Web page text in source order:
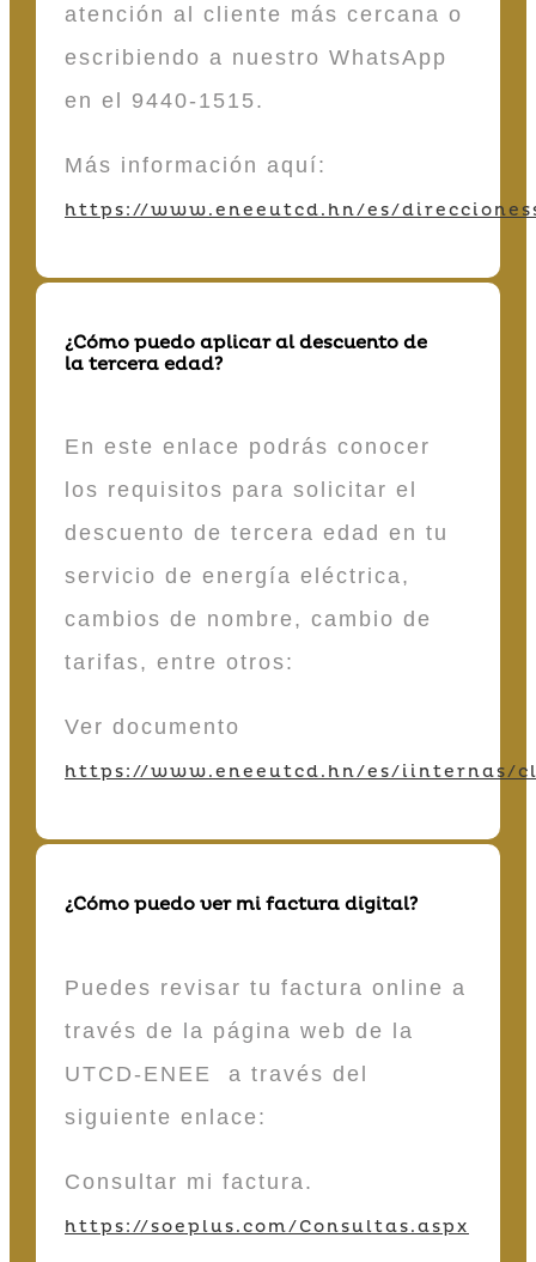
atención al cliente más cercana o
escribiendo a nuestro WhatsApp
en el 9440-1515.
Más información aquí:
https://www.eneeutcd.hn/es/
¿Cómo puedo aplicar al descuento de
la tercera edad?
En este enlace podrás conocer
los requisitos para solicitar el
descuento de tercera edad en tu
servicio de energía eléctrica,
cambios de nombre, cambio de
tarifas, entre otros:
Ver documento
https://www.eneeutcd.hn/es/iinternas/
¿Cómo puedo ver mi factura digital?
Puedes revisar tu factura online a
través de la página web de la
UTCD-ENEE a través del
siguiente enlace:
Consultar mi factura.
https://soeplus.com/Consultas.aspx